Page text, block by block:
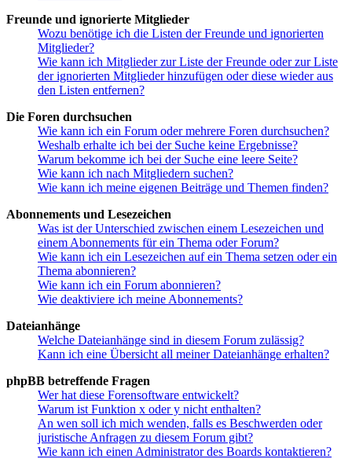
Freunde und ignorierte Mitglieder
Wozu benötige ich die Listen der Freunde und ignorierten
Mitglieder?
Wie kann ich Mitglieder zur Liste der Freunde oder zur Liste
der ignorierten Mitglieder hinzufügen oder diese wieder aus
den Listen entfernen?
Die Foren durchsuchen
Wie kann ich ein Forum oder mehrere Foren durchsuchen?
Weshalb erhalte ich bei der Suche keine Ergebnisse?
Warum bekomme ich bei der Suche eine leere Seite?
Wie kann ich nach Mitgliedern suchen?
Wie kann ich meine eigenen Beiträge und Themen finden?
Abonnements und Lesezeichen
Was ist der Unterschied zwischen einem Lesezeichen und
einem Abonnements für ein Thema oder Forum?
Wie kann ich ein Lesezeichen auf ein Thema setzen oder ein
Thema abonnieren?
Wie kann ich ein Forum abonnieren?
Wie deaktiviere ich meine Abonnements?
Dateianhänge
Welche Dateianhänge sind in diesem Forum zulässig?
Kann ich eine Übersicht all meiner Dateianhänge erhalten?
phpBB betreffende Fragen
Wer hat diese Forensoftware entwickelt?
Warum ist Funktion x oder y nicht enthalten?
An wen soll ich mich wenden, falls es Beschwerden oder
juristische Anfragen zu diesem Forum gibt?
Wie kann ich einen Administrator des Boards kontaktieren?